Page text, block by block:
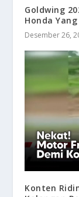
Goldwing
Honda
Desember 26,
Konten